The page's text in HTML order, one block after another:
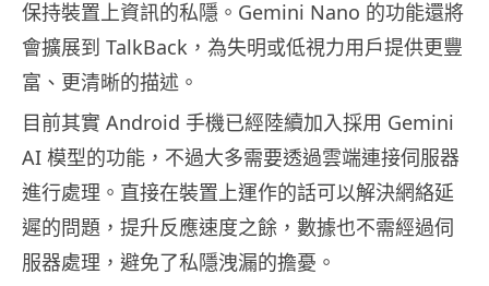
保持裝置上資訊的私隱。Gemini Nano 的功能還將
會擴展到 TalkBack，為失明或低視力用戶提供更豐
富、更清晰的描述。
目前其實 Android 手機已經陸續加入採用 Gemini
AI 模型的功能，不過大多需要透過雲端連接伺服器
進行處理。直接在裝置上運作的話可以解決網絡延
遲的問題，提升反應速度之餘，數據也不需經過伺
服器處理，避免了私隱洩漏的擔憂。